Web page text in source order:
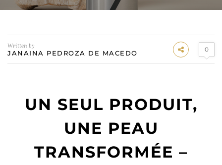
Written by
JANAINA PEDROZA DE MACEDO 0
UN SEUL PRODUIT,
UNE PEAU
TRANSFORMÉE –